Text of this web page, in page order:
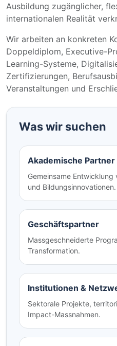
Ausbildung zugänglicher,
internationalen Realität
Wir arbeiten an konkreten
Doppeldiplom, Executive-
Learning-Systeme,
Zertifizierungen,
Veranstaltungen und
Was wir suchen
Akademische Partner
Gemeinsame
und Bildungsinnovationen.
Geschäftspartner
Massgeschneiderte
Transformation.
Institutionen &
Sektorale Projekte,
Impact-Massnahmen.